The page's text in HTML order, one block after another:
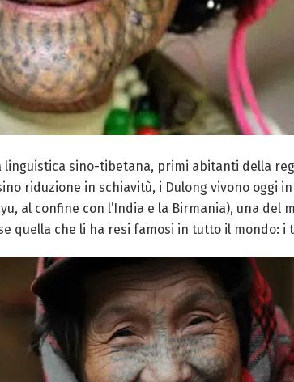
sino-tibetana, primi abitanti della
riduzione in schiavitù, i Dulong vivono oggi in
al confine con l’India e la Birmania), una del
quella che li ha resi famosi in tutto il mondo: i